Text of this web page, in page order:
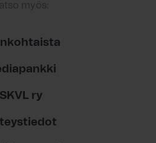
myös:
SKVL ry